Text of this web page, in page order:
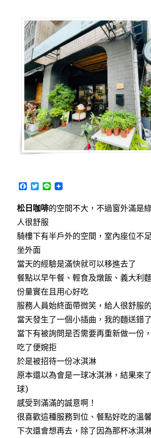
F
c
e
b
o
o
k
T
i
t
t
e
r
L
n
e
松日咖啡的空間不大，不過窗外滿是
人很舒服
騎樓下有半戶外的空間，室內座位不
坐外面
當天的經驗是滿快就可以移進去了
餐點以早午餐、輕食及燉飯、義大利
份量實在且用心好吃
服務人員始終面帶微笑，給人很舒服
當天發生了一個小插曲，我的麵送錯
當下有被詢問是否需要再重新做一份
吃了便婉拒
於是被招待一份冰淇淋
原本還以為會是一球冰淇淋，結果來
球)
感受到滿滿的誠意啊！
很喜歡這種服務到位、餐點好吃的溫
下次還會想再去，除了因為那杯冰淇